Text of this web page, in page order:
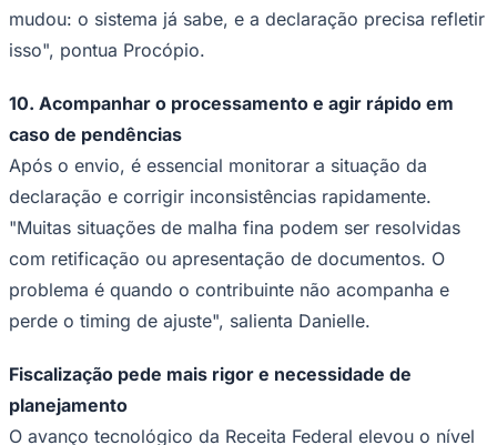
mudou: o sistema já sabe, e a declaração precisa refletir
isso", pontua Procópio.
10. Acompanhar o processamento e agir rápido em
caso de pendências
Após o envio, é essencial monitorar a situação da
declaração e corrigir inconsistências rapidamente.
"Muitas situações de malha fina podem ser resolvidas
com retificação ou apresentação de documentos. O
problema é quando o contribuinte não acompanha e
perde o timing de ajuste", salienta Danielle.
Fiscalização pede mais rigor e necessidade de
planejamento
O avanço tecnológico da Receita Federal elevou o nível